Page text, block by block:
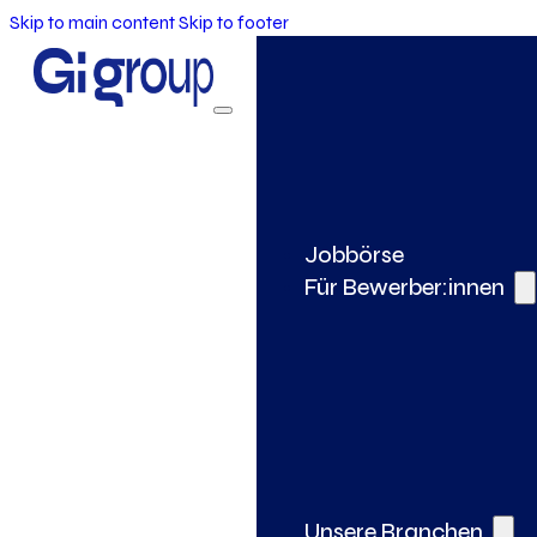
Skip to main contentSkip to footer
Jobbörse
Für Bewerber:innen